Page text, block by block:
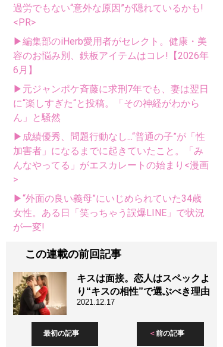
過労でもない“意外な原因”が隠れているかも!
<PR>
▶編集部のiHerb愛用者がセレクト。健康・美
容のお悩み別、鉄板アイテムはコレ!【2026年
6月】
▶元ジャンポケ斉藤に求刑7年でも、妻は翌日
に“楽しすぎた“と投稿。「その神経がわから
ん」と騒然
▶成績優秀、問題行動なし...“普通の子”が「性
加害者」になるまでに起きていたこと。「み
んなやってる」がエスカレートの始まり<漫画
>
▶“外面の良い義母”にいじめられていた34歳
女性。ある日「笑っちゃう誤爆LINE」で状況
が一変!
この連載の前回記事
キスは面接。恋人はスペックよ
り“キスの相性”で選ぶべき理由
2021.12.17
最初の記事 前の記事